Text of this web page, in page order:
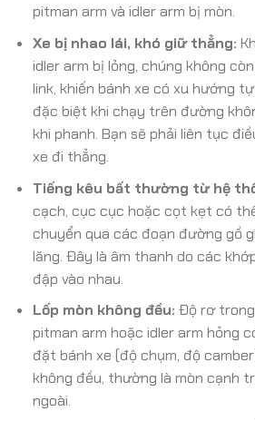
pitman arm và idler arm bị mòn.
Xe bị nhao lái, khó giữ thẳng:
idler arm bị lỏng, chúng không
link, khiến bánh xe có xu hướng
đặc biệt khi chạy trên đường
khi phanh. Bạn sẽ phải liên tục
xe đi thẳng.
Tiếng kêu bất thường từ hệ
cạch, cục cục hoặc cọt kẹt có
chuyển qua các đoạn đường gồ
lăng. Đây là âm thanh do các
đập vào nhau.
Lốp mòn không đều: Độ rơ
pitman arm hoặc idler arm hỏng
đặt bánh xe (độ chụm, độ
không đều, thường là mòn cạnh
ngoài.